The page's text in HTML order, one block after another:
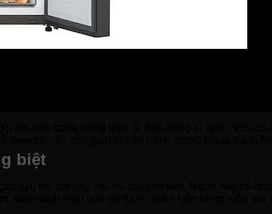
tích khá lớn nhưng mọi người hoàn toàn có thể yên
biệt